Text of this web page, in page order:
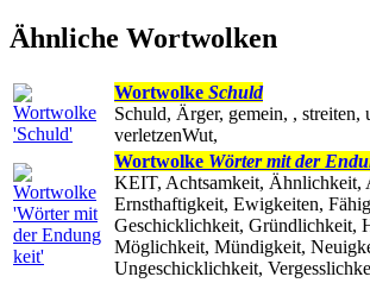
Ähnliche Wortwolken
Wortwolke Schuld
Schuld, Ärger, gemein, , streiten,
verletzenWut,
Wortwolke Wörter mit der
KEIT, Achtsamkeit, Ähnlichkeit,
Ernsthaftigkeit, Ewigkeiten,
Geschicklichkeit, Gründlichkeit,
Möglichkeit, Mündigkeit,
Ungeschicklichkeit,